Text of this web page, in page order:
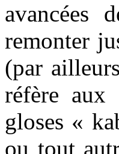
avancées
remonter
(par
réfère aux
gloses «
ou tout